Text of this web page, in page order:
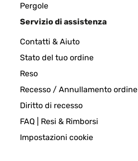
Pergole
Servizio di assistenza
Contatti & Aiuto
Stato del tuo ordine
Reso
Recesso / Annullamento ordine
Diritto di recesso
FAQ | Resi & Rimborsi
Impostazioni cookie